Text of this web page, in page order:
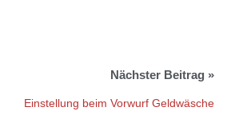
Einstellung beim Vorwurf Geldwäsche